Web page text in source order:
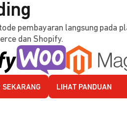
pembayaran langsung pada
dan Shopify.
SEKARANG LIHAT PANDUAN